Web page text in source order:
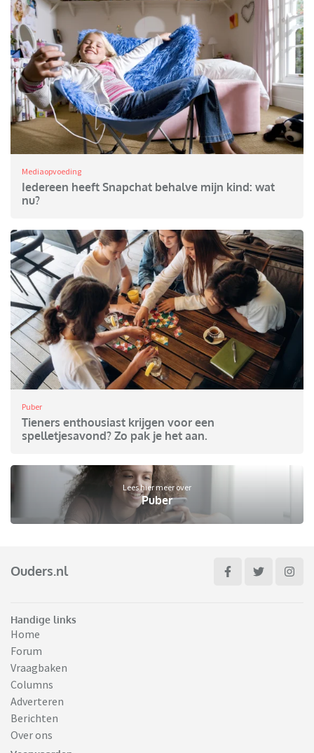
Mediaopvoeding
Iedereen heeft Snapchat behalve mijn kind: wat
nu?
Puber
Tieners enthousiast krijgen voor een
spelletjesavond? Zo pak je het aan.
Lees hier meer over
Puber
Ouders.nl
Handige links
Home
Forum
Vraagbaken
Columns
Adverteren
Berichten
Over ons